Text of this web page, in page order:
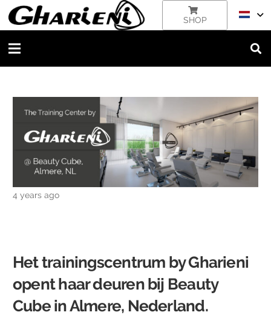
SHOP
4 years ago
Hettrainingscentrum byGharieni
opent haar deuren bij Beauty
Cube in Almere, Nederland.